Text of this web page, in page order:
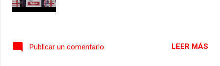
Publicar un comentario LEER MÁS